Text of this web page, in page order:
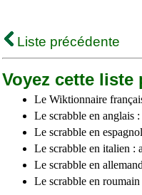
Liste précédente
Voyez cette liste
Le Wiktionnaire
Le scrabble en anglais :
Le scrabble en
Le scrabble en italien :
Le scrabble en
Le scrabble en